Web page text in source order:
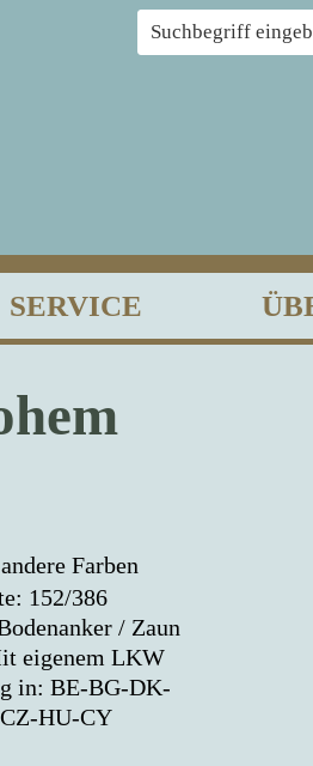
SERVICE
Farben
152/386
/ Zaun
eigenem LKW
in: BE-BG-DK-
HU-CY